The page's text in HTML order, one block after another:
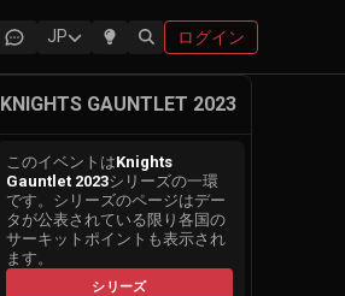
JP ログイン
KNIGHTS GAUNTLET 2023
このイベントはKnights
Gauntlet 2023シリーズの一環
です。シリーズのページはデー
タが公表されている限り各国の
サーキットポイントも表示され
ます。
シリーズ